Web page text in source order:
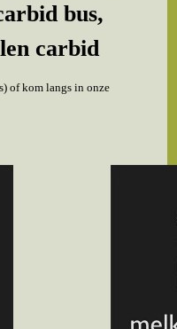
bus,
carbid
of kom langs in onze